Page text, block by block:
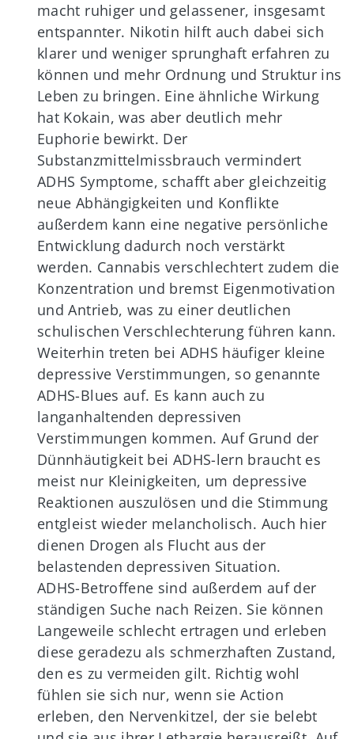
macht ruhiger und gelassener, insgesamt
entspannter. Nikotin hilft auch dabei sich
klarer und weniger sprunghaft erfahren zu
können und mehr Ordnung und Struktur ins
Leben zu bringen. Eine ähnliche Wirkung
hat Kokain, was aber deutlich mehr
Euphorie bewirkt. Der
Substanzmittelmissbrauch vermindert
ADHS Symptome, schafft aber gleichzeitig
neue Abhängigkeiten und Konflikte
außerdem kann eine negative persönliche
Entwicklung dadurch noch verstärkt
werden. Cannabis verschlechtert zudem die
Konzentration und bremst Eigenmotivation
und Antrieb, was zu einer deutlichen
schulischen Verschlechterung führen kann.
Weiterhin treten bei ADHS häufiger kleine
depressive Verstimmungen, so genannte
ADHS-Blues auf. Es kann auch zu
langanhaltenden depressiven
Verstimmungen kommen. Auf Grund der
Dünnhäutigkeit bei ADHS-lern braucht es
meist nur Kleinigkeiten, um depressive
Reaktionen auszulösen und die Stimmung
entgleist wieder melancholisch. Auch hier
dienen Drogen als Flucht aus der
belastenden depressiven Situation.
ADHS-Betroffene sind außerdem auf der
ständigen Suche nach Reizen. Sie können
Langeweile schlecht ertragen und erleben
diese geradezu als schmerzhaften Zustand,
den es zu vermeiden gilt. Richtig wohl
fühlen sie sich nur, wenn sie Action
erleben, den Nervenkitzel, der sie belebt